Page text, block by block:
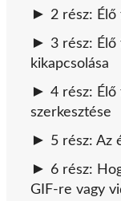
2 rész: Élő
3 rész: Élő
kikapcsolása
4 rész:
szerkesztése
5 rész: Az
6 rész:
GIF-re vagy